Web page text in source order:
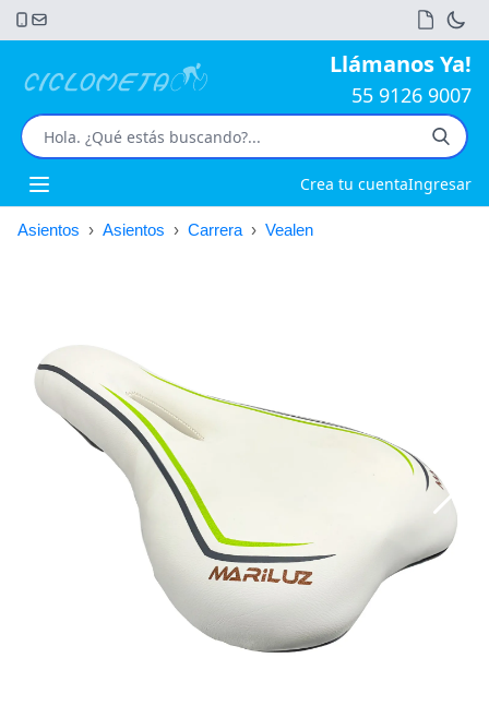
Llámanos Ya!
55 9126 9007
Open main menu Crea tu cuentaIngresar
Asientos › Asientos › Carrera › Vealen